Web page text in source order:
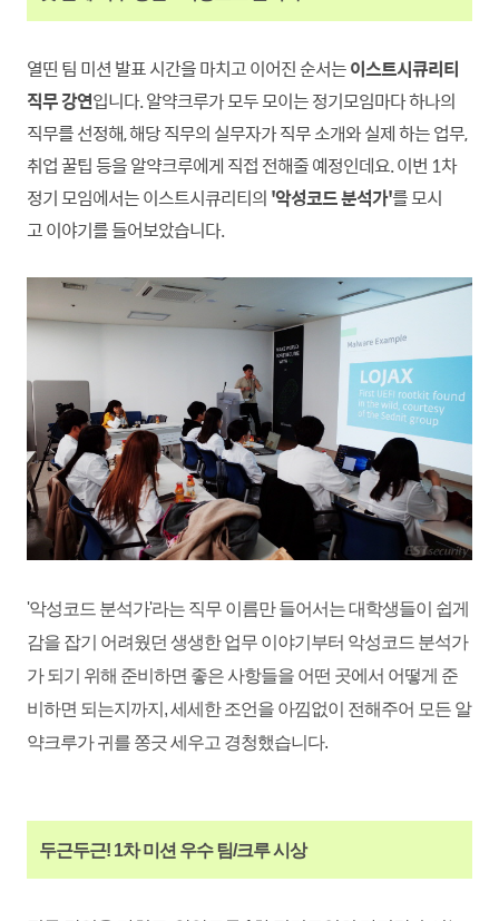
열띤 팀 미션 발표 시간을 마치고 이어진 순서는이스트시큐리티
직무 강연입니다. 알약크루가 모두 모이는 정기모임마다 하나의
직무를 선정해, 해당 직무의 실무자가 직무 소개와 실제 하는 업무,
취업 꿀팁 등을 알약크루에게 직접 전해줄 예정인데요. 이번 1차
정기 모임에서는 이스트시큐리티의 '악성코드 분석가'를 모시
고 이야기를 들어보았습니다.
'악성코드 분석가'라는 직무 이름만 들어서는 대학생들이 쉽게
감을 잡기 어려웠던 생생한 업무 이야기부터 악성코드 분석가
가 되기 위해 준비하면 좋은 사항들을 어떤 곳에서 어떻게 준
비하면 되는지까지, 세세한 조언을 아낌없이 전해주어 모든 알
약크루가 귀를 쫑긋 세우고 경청했습니다.
두근두근! 1차 미션 우수 팀/크루 시상